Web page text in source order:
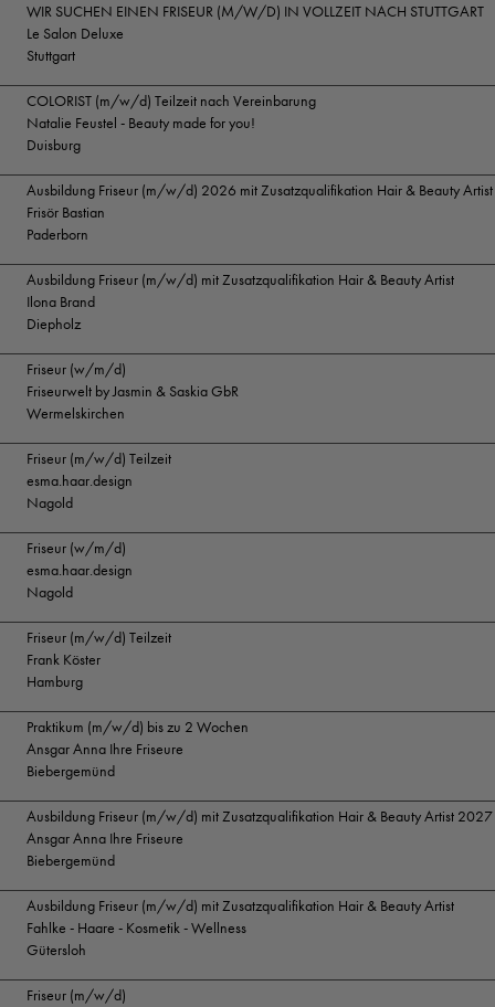
WIR SUCHEN EINEN FRISEUR (M/W/D) IN VOLLZEIT NACH STUTTGART
Le Salon Deluxe
Stuttgart
COLORIST (m/w/d) Teilzeit nach Vereinbarung
Natalie Feustel - Beauty made for you!
Duisburg
Ausbildung Friseur (m/w/d) 2026 mit Zusatzqualifikation Hair & Beauty Artist
Frisör Bastian
Paderborn
Ausbildung Friseur (m/w/d) mit Zusatzqualifikation Hair & Beauty Artist
Ilona Brand
Diepholz
Friseur (w/m/d)
Friseurwelt by Jasmin & Saskia GbR
Wermelskirchen
Friseur (m/w/d) Teilzeit
esma.haar.design
Nagold
Friseur (w/m/d)
esma.haar.design
Nagold
Friseur (m/w/d) Teilzeit
Frank Köster
Hamburg
Praktikum (m/w/d) bis zu 2 Wochen
Ansgar Anna Ihre Friseure
Biebergemünd
Ausbildung Friseur (m/w/d) mit Zusatzqualifikation Hair & Beauty Artist 2027
Ansgar Anna Ihre Friseure
Biebergemünd
Ausbildung Friseur (m/w/d) mit Zusatzqualifikation Hair & Beauty Artist
Fahlke - Haare - Kosmetik - Wellness
Gütersloh
Friseur (m/w/d)